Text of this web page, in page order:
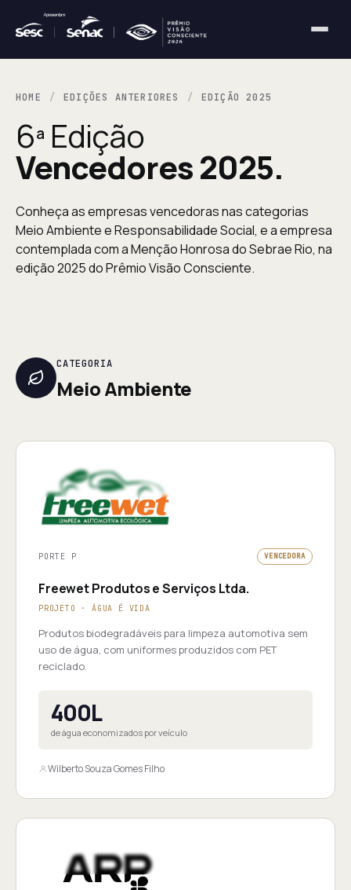
HOME EDIÇÕES ANTERIORES EDIÇÃO 2025
6ª Edição
Vencedores 2025.
Conheça as empresas vencedoras nas categorias
Meio Ambiente e Responsabilidade Social, e a empresa
contemplada com a Menção Honrosa do Sebrae Rio, na
edição 2025 do Prêmio Visão Consciente.
CATEGORIA
Meio Ambiente
PORTE P VENCEDORA
Freewet Produtos e Serviços Ltda.
PROJETO · ÁGUA É VIDA
Produtos biodegradáveis para limpeza automotiva sem
uso de água, com uniformes produzidos com PET
reciclado.
400L
de água economizados por veículo
Wilberto Souza Gomes Filho